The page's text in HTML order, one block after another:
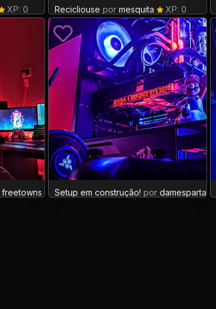
XP: 0 Recicliouse por mesquita XP: 0
freetowns XP: 0
Setup em construção! por damespartabr